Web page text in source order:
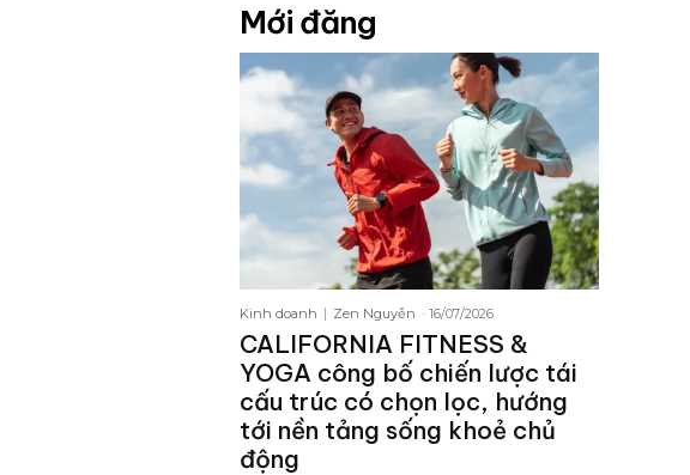
Mới đăng
Kinh doanh Zen Nguyễn - 16/07/2026
CALIFORNIA FITNESS &
YOGA công bố chiến lược tái
cấu trúc có chọn lọc, hướng
tới nền tảng sống khoẻ chủ
động